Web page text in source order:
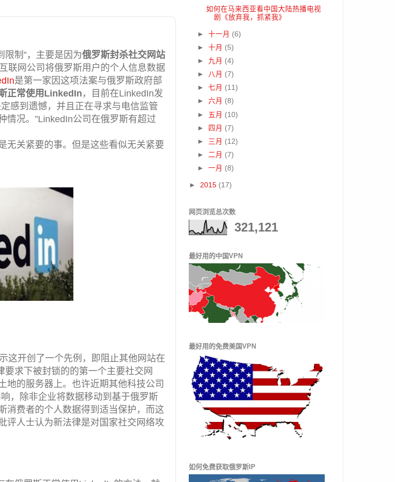
限制”，主要是因为俄罗斯封杀社交网站
联网公司将俄罗斯用户的个人信息数据
是第一家因这项法案与俄罗斯政府部
正常使用LinkedIn ，目前在LinkedIn发
感到遗憾，并且正在寻求与电信监管
情况。”LinkedIn公司在俄罗斯有超过
无关紧要的事。但是这些看似无关紧要
这开创了一个先例，即阻止其他网站在
求下被封锁的的第一个主要社交网
地的服务器上。也许近期其他科技公司
，除非企业将数据移动到基于俄罗斯
消费者的个人数据得到适当保护，而这
评人士认为新法律是对国家社交网络攻
如何在马来西亚看中国大陆热播电视
剧《放弃我，抓紧我》
►十一月 (6)
►十月 (5)
► 九月 (4)
► 八月 (7)
►七月 (11)
►六月 (8)
► 五月 (10)
►
四月 (7)
► 三月 (12)
► 二月 (7)
►一月 (8)
► 2015 (17)
网页浏览总次数
321,121
最好用的中国VPN
最好用的免费美国VPN
如何免费获取俄罗斯IP